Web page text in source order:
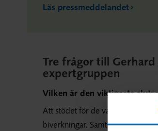
Läs pressmeddelandet
Tre frågor till
expertgruppen
Vilken är den viktigaste
Att stödet för de vanligaste
biverkningar. Samtidigt kan de